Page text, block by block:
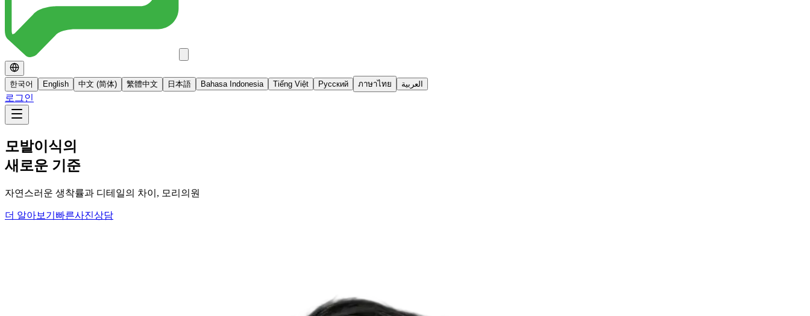
한국어 English 中文 (简体) 繁體中文 日本語 Bahasa Indonesia Tiếng Việt Русский ภาษาไทย العربية
로그인
모발이식의
새로운 기준
자연스러운 생착률과 디테일의 차이, 모리의원
더 알아보기 빠른사진상담